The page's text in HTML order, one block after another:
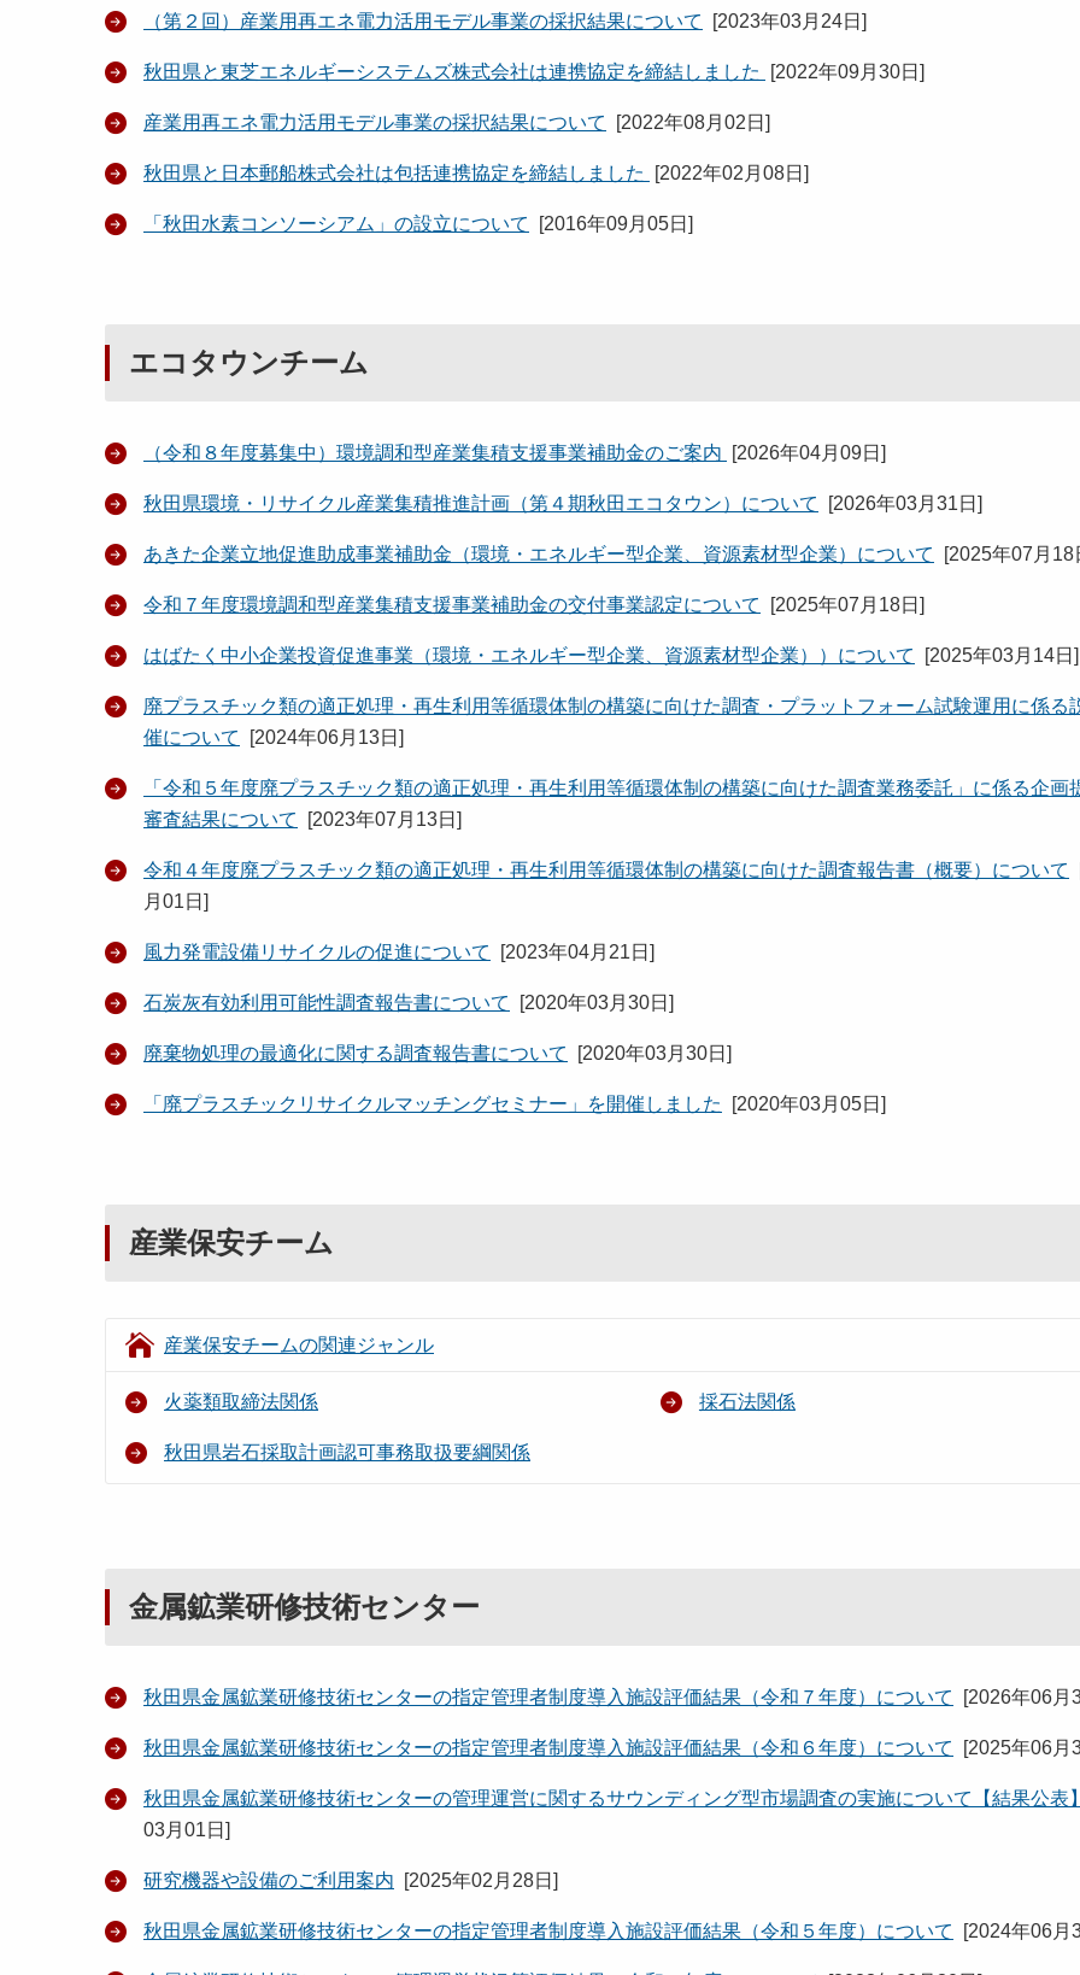
（第２回）産業用再エネ電力活用モデル事業の採択結果について [2023年03月24日 ]
秋田県と東芝エネルギーシステムズ株式会社は連携協定を締結しました [2022年09月30日 ]
産業用再エネ電力活用モデル事業の採択結果について [2022年08月02日 ]
秋田県と日本郵船株式会社は包括連携協定を締結しました [2022年02月08日 ]
「秋田水素コンソーシアム」の設立について [2016年09月05日 ]
エコタウンチーム
（令和８年度募集中）環境調和型産業集積支援事業補助金のご案内 [2026年04月09日 ]
秋田県環境・リサイクル産業集積推進計画（第４期秋田エコタウン）について [2026年03月31日 ]
あきた企業立地促進助成事業補助金（環境・エネルギー型企業、資源素材型企業）について [2025年07月18
令和７年度環境調和型産業集積支援事業補助金の交付事業認定について [2025年07月18日 ]
はばたく中小企業投資促進事業（環境・エネルギー型企業、資源素材型企業））について [2025年03月14日 ]
廃プラスチック類の適正処理・再生利用等循環体制の構築に向けた調査・プラットフォーム試験運用に係る
催について
[2024年06月13日 ]
「令和５年度廃プラスチック類の適正処理・再生利用等循環体制の構築に向けた調査業務委託」に係る企画
審査結果について
[2023年07月13日 ]
令和４年度廃プラスチック類の適正処理・再生利用等循環体制の構築に向けた調査報告書（概要）について
月01日 ]
風力発電設備リサイクルの促進について [2023年04月21日 ]
石炭灰有効利用可能性調査報告書について [2020年03月30日 ]
廃棄物処理の最適化に関する調査報告書について [2020年03月30日 ]
「廃プラスチックリサイクルマッチングセミナー」を開催しました [2020年03月05日 ]
産業保安チーム
産業保安チームの関連ジャンル
火薬類取締法関係 採石法関係
秋田県岩石採取計画認可事務取扱要綱関係
金属鉱業研修技術センター
秋田県金属鉱業研修技術センターの指定管理者制度導入施設評価結果（令和７年度）について [2026年06月
秋田県金属鉱業研修技術センターの指定管理者制度導入施設評価結果（令和６年度）について [2025年06月
秋田県金属鉱業研修技術センターの管理運営に関するサウンディング型市場調査の実施について【結果公表】
03月01日 ]
研究機器や設備のご利用案内 [2025年02月28日 ]
秋田県金属鉱業研修技術センターの指定管理者制度導入施設評価結果（令和５年度）について [2024年06月